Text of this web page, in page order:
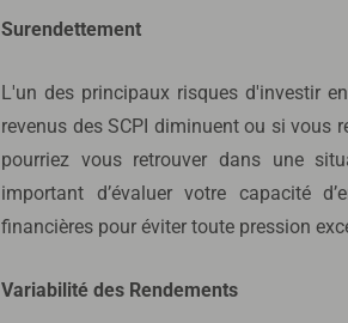
Surendettement
L'un des principaux risques d'investir
revenus des SCPI diminuent ou si vous
pourriez vous retrouver dans une
important d’évaluer votre capacité
financières pour éviter toute pression
Variabilité des Rendements